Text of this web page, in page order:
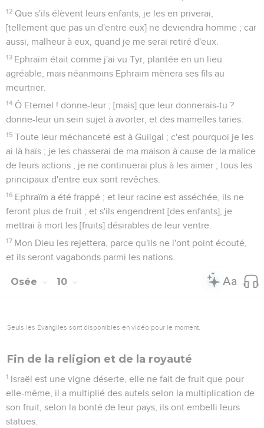
12 Que s'ils élèvent leurs enfants, je les en priverai,
[tellement que pas un d'entre eux] ne deviendra homme ; car
aussi, malheur à eux, quand je me serai retiré d'eux.
13 Ephraïm était comme j'ai vu Tyr, plantée en un lieu
agréable, mais néanmoins Ephraïm mènera ses fils au
meurtrier.
14 Ô Eternel ! donne-leur ; [mais] que leur donnerais-tu ?
donne-leur un sein sujet à avorter, et des mamelles taries.
15 Toute leur méchanceté est à Guilgal ; c'est pourquoi je les
ai là haïs ; je les chasserai de ma maison à cause de la malice
de leurs actions ; je ne continuerai plus à les aimer ; tous les
principaux d'entre eux sont revêches.
16 Ephraïm a été frappé ; et leur racine est asséchée, ils ne
feront plus de fruit ; et s'ils engendrent [des enfants], je
mettrai à mort les [fruits] désirables de leur ventre.
17 Mon Dieu les rejettera, parce qu'ils ne l'ont point écouté,
et ils seront vagabonds parmi les nations.
Osée 10
Seuls les Évangiles sont disponibles en vidéo pour le moment.
Fin de la religion et de la royauté
1 Israël est une vigne déserte, elle ne fait de fruit que pour
elle-même, il a multiplié des autels selon la multiplication de
son fruit, selon la bonté de leur pays, ils ont embelli leurs
statues.